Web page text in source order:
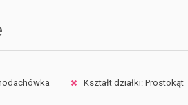
Kształt działki: Prostokąt